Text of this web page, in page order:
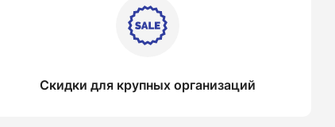
Скидки для крупных организаций